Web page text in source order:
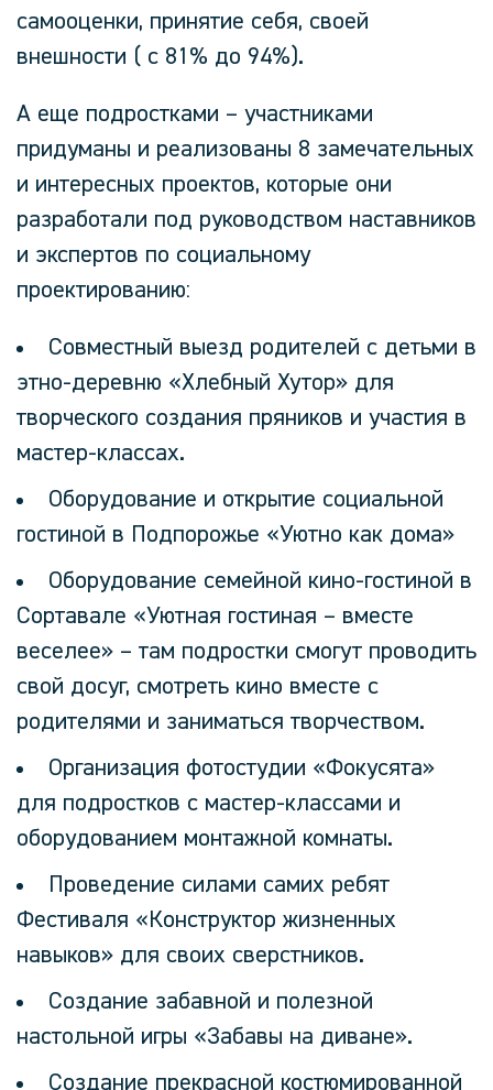
самооценки, принятие себя, своей
внешности ( с 81% до 94%).
А еще подростками – участниками
придуманы и реализованы 8 замечательных
и интересных проектов, которые они
разработали под руководством наставников
и экспертов по социальному
проектированию:
Совместный выезд родителей с детьми в
этно-деревню «Хлебный Хутор» для
творческого создания пряников и участия в
мастер-классах.
Оборудование и открытие социальной
гостиной в Подпорожье «Уютно как дома»
Оборудование семейной кино-гостиной в
Сортавале «Уютная гостиная – вместе
веселее» – там подростки смогут проводить
свой досуг, смотреть кино вместе с
родителями и заниматься творчеством.
Организация фотостудии «Фокусята»
для подростков с мастер-классами и
оборудованием монтажной комнаты.
Проведение силами самих ребят
Фестиваля «Конструктор жизненных
навыков» для своих сверстников.
Создание забавной и полезной
настольной игры «Забавы на диване».
Создание прекрасной костюмированной